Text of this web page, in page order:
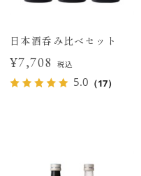
日本酒呑み比べセット
¥7,708 税込
5.0 （17）